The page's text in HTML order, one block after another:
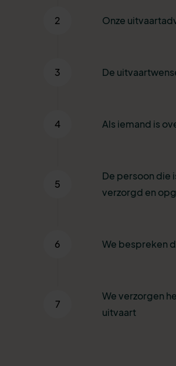
2 Onze
3 De
4 Als iemand is
5
De persoon die
verzorgd en
6 We bespreken
7
We verzorgen
uitvaart